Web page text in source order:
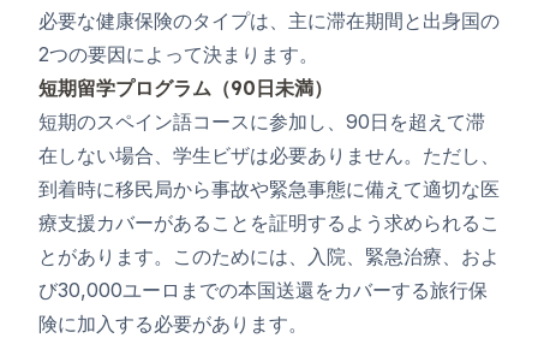
必要な健康保険のタイプは、主に滞在期間と出身国の
2つの要因によって決まります。
短期留学プログラム（90日未満）
短期のスペイン語コースに参加し、90日を超えて滞
在しない場合、学生ビザは必要ありません。ただし、
到着時に移民局から事故や緊急事態に備えて適切な医
療支援カバーがあることを証明するよう求められるこ
とがあります。このためには、入院、緊急治療、およ
び30,000ユーロまでの本国送還をカバーする旅行保
険に加入する必要があります。